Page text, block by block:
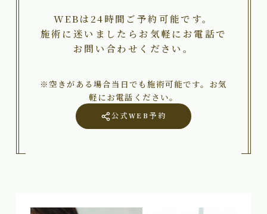
WEBは24時間ご予約可能です。
施術に迷いましたらお気軽にお電話で
お問い合わせください。
※空きがある場合当日でも施術可能です。お気
軽にお電話ください。
公式WEB予約